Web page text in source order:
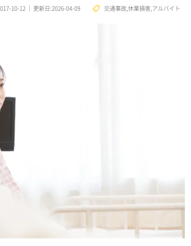
2017-10-12｜更新日:2026-04-09 交通事故 ,休業損害 アルバイト